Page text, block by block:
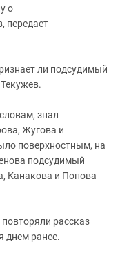
о
передает
ли подсудимый
знал
Жугова и
поверхностным, на
подсудимый
Канакова и Попова
рассказ
днем ранее.